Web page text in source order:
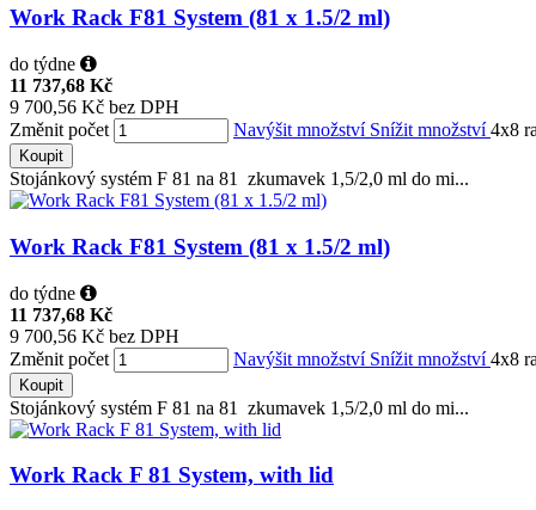
Work Rack F81 System (81 x 1.5/2 ml)
do týdne
11 737,68 Kč
9 700,56 Kč bez DPH
Změnit počet
Navýšit množství Snížit množství4x8
Koupit
Stojánkový systém F 81 na 81 zkumavek 1,5/2,0 ml do mi...
Work Rack F81 System (81 x 1.5/2 ml)
do týdne
11 737,68 Kč
9 700,56 Kč bez DPH
Změnit počet
Navýšit množství Snížit množství4x8
Koupit
Stojánkový systém F 81 na 81 zkumavek 1,5/2,0 ml do mi...
Work Rack F 81 System, with lid